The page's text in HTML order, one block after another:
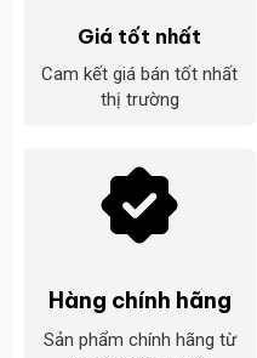
Giá tốt nhất
Cam kết giá bán tốt nhất
thị trường
Hàng chính hãng
Sản phẩm chính hãng từ